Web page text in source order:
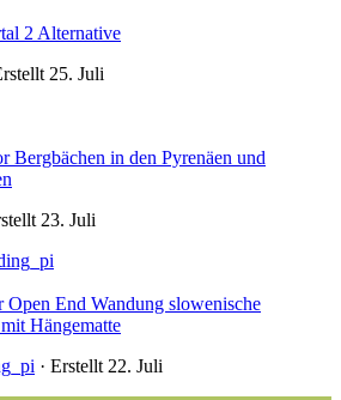
2 Alternative
25. Juli
Bergbächen in den Pyrenäen und
23. Juli
Open End Wandung slowenische
Hängematte
· Erstellt 22. Juli